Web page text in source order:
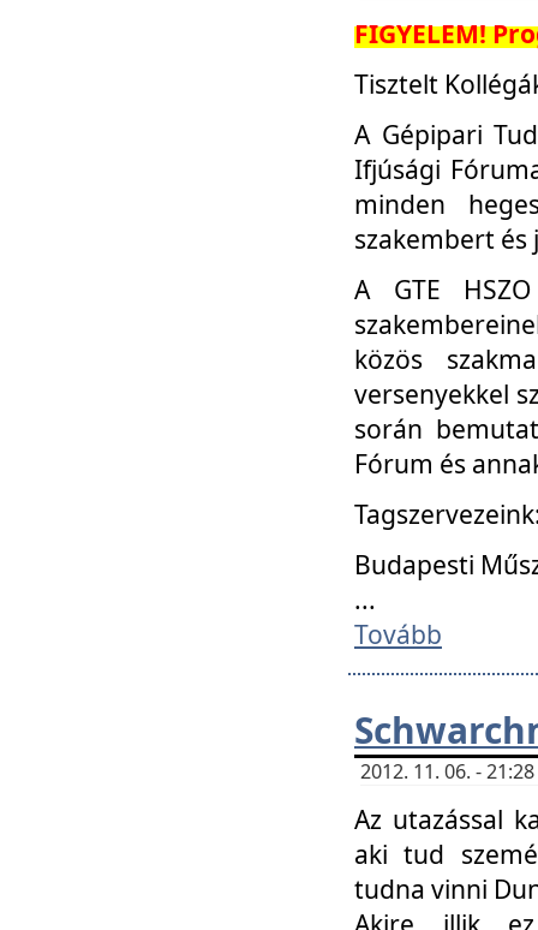
FIGYELEM!
Tisztelt
A Gépipari
Ifjúsági
minden
szakembert
A GTE
közös
versenyekkel
során
Fórum és
Budapesti
...
Tovább
2012. 11. 06. -
Az utazással
aki tud
tudna vinni